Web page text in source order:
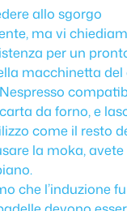
allo sgorgo
ma vi
per un
macchinetta del
da forno, e
come il resto
la moka,
che l’induzione